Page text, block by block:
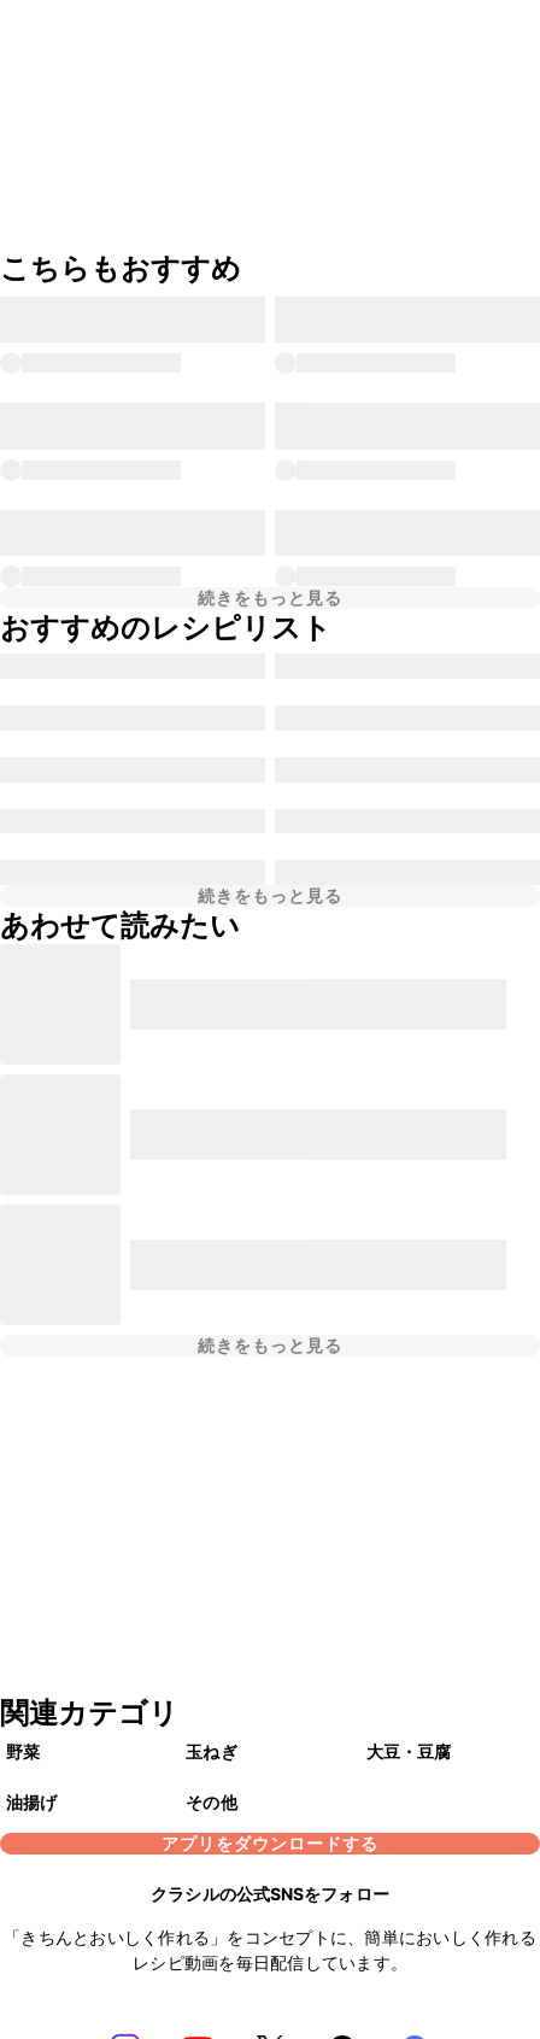
こちらもおすすめ
続きをもっと見る
おすすめのレシピリスト
続きをもっと見る
あわせて読みたい
続きをもっと見る
関連カテゴリ
野菜 玉ねぎ 大豆・豆腐
油揚げ
その他
アプリをダウンロードする
クラシルの公式SNSをフォロー
「きちんとおいしく作れる」をコンセプトに、簡単においしく作れる
レシピ動画を毎日配信しています。